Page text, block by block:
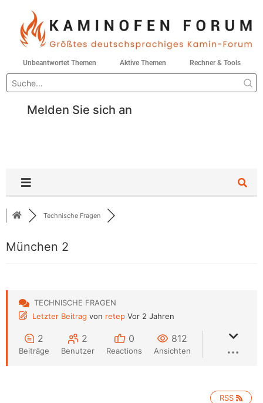
Unbeantwortet Themen Aktive Themen Rechner & Tools
Melden Sie sich an
Technische Fragen
München 2
TECHNISCHE FRAGEN
Letzter Beitrag von retep Vor 2 Jahren
2
Beiträge
2
Benutzer
0
Reactions
812
Ansichten
RSS